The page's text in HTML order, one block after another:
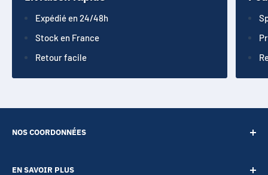
Expédié en 24/48h
Stock en France
Retour facile
NOS COORDONNÉES
EN SAVOIR PLUS